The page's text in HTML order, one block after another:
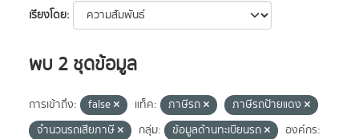
เรียงโดย
พบ 2 ชุดข้อมูล
การเข้าถึง: false แท็ค: ภาษีรถ
ภาษีรถป้ายแดง
จำนวนรถเสียภาษี
กลุ่ม: ข้อมูลด้านทะเบียนรถ
องค์กร: